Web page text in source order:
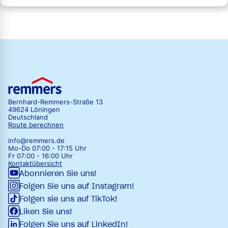
Bernhard-Remmers-Straße 13
49624 Löningen
Deutschland
Route berechnen
info@remmers.de
Mo-Do 07:00 - 17:15 Uhr
Fr 07:00 - 16:00 Uhr
Kontaktübersicht
Abonnieren Sie uns!
Folgen Sie uns auf Instagram!
Folgen sie uns auf TikTok!
Liken Sie uns!
Folgen Sie uns auf LinkedIn!